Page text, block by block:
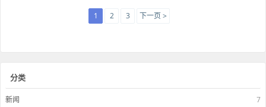
1 2 3 下一页 >
分类
新闻
7